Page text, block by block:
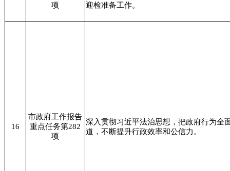
项
迎检准备工作。
16
市政府工作报告
重点任务第282
项
深入贯彻习近平法治思想，把政府行为全
道，不断提升行政效率和公信力。